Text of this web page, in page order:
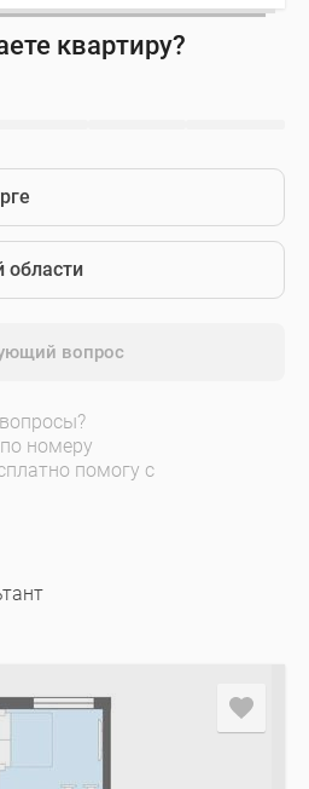
квартиру?
области
вопрос
номеру
помогу с